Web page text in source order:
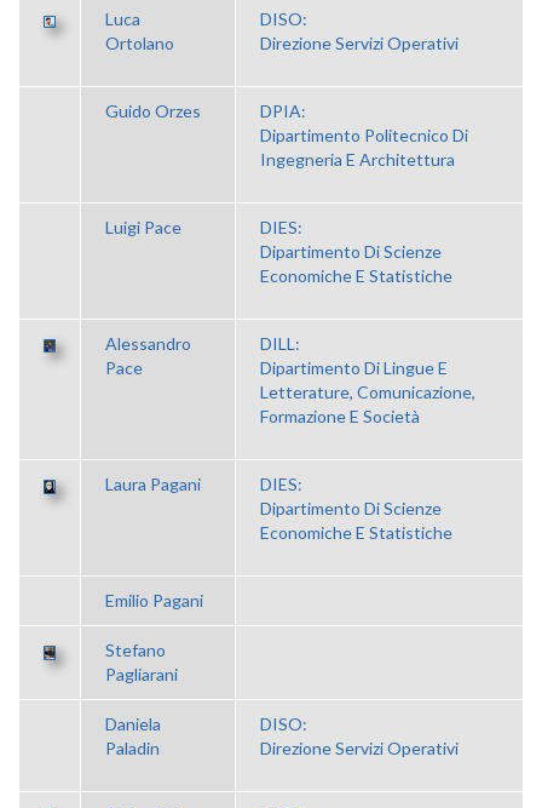
Luca
Ortolano
DISO:
Direzione Servizi Operativi
Guido Orzes
DPIA:
Dipartimento Politecnico Di
Ingegneria E Architettura
Luigi Pace
DIES:
Dipartimento Di Scienze
Economiche E Statistiche
Alessandro
Pace
DILL:
Dipartimento Di Lingue E
Letterature, Comunicazione,
Formazione E Società
Laura Pagani
DIES:
Dipartimento Di Scienze
Economiche E Statistiche
Emilio Pagani
Stefano
Pagliarani
Daniela
Paladin
DISO:
Direzione Servizi Operativi